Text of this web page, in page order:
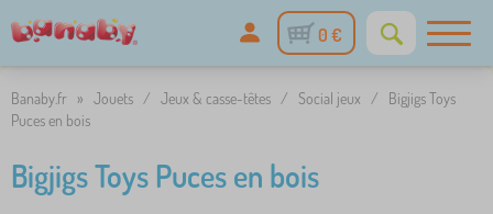
0 €
Banaby.fr » Jouets / Jeux & casse-têtes / Social jeux /
Bigjigs Toys
Puces en bois
Bigjigs Toys Puces en bois